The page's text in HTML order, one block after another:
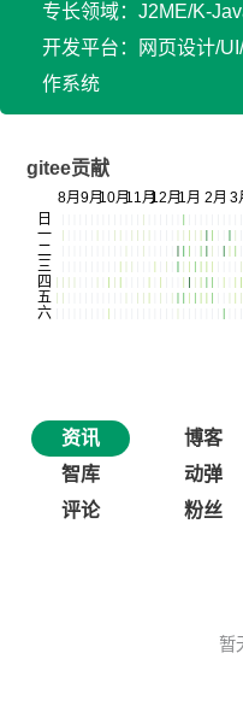
专长领域：J2ME/K-
开发平台：网页设计/
作系统
gitee贡献
资讯 博客
智库
动弹
评论
粉丝
暂